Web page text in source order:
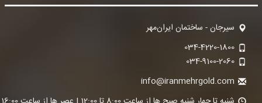
سیرجان - ساختمان ایران‌مهر
034-4220-1800
034-9100-2060
info@iranmehrgold.com